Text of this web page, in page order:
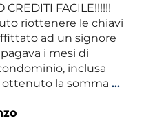
CREDITI FACILE!!!!!!
riottenere le chiavi
ad un signore
i mesi di
inclusa
ottenuto la somma …